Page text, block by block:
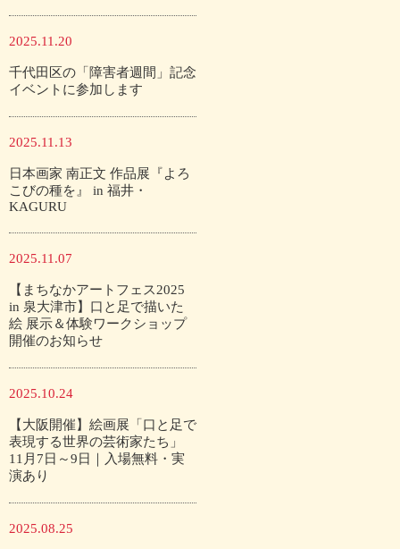
2025.11.20
千代田区の「障害者週間」記念
イベントに参加します
2025.11.13
日本画家 南正文 作品展『よろ
こびの種を』 in 福井・
KAGURU
2025.11.07
【まちなかアートフェス2025
in 泉大津市】口と足で描いた
絵 展示＆体験ワークショップ
開催のお知らせ
2025.10.24
【大阪開催】絵画展「口と足で
表現する世界の芸術家たち」
11月7日～9日｜入場無料・実
演あり
2025.08.25